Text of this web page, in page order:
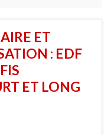
ET
: EDF
ET LONG